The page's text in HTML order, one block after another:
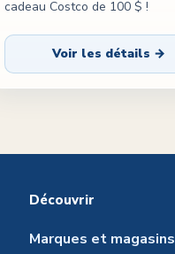
cadeau Costco de 100 $ !
Voir les détails →
Découvrir
Marques et magasins